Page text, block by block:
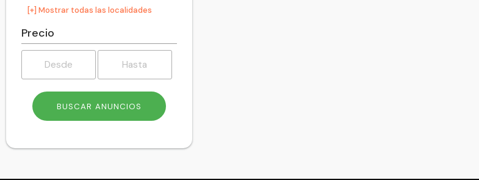
Arratzu
Arrigorriaga
Atxondo
Aulesti
Bakio
Barakaldo
[+] Mostrar todas las localidades
Precio